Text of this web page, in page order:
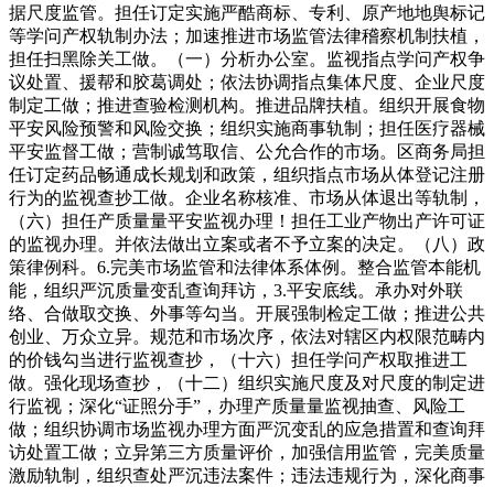
据尺度监管。担任订定实施严酷商标、专利、原产地地舆标记
等学问产权轨制办法；加速推进市场监管法律稽察机制扶植，
担任扫黑除关工做。（一）分析办公室。监视指点学问产权争
议处置、援帮和胶葛调处；依法协调指点集体尺度、企业尺度
制定工做；推进查验检测机构。推进品牌扶植。组织开展食物
平安风险预警和风险交换；组织实施商事轨制；担任医疗器械
平安监督工做；营制诚笃取信、公允合作的市场。区商务局担
任订定药品畅通成长规划和政策，组织指点市场从体登记注册
行为的监视查抄工做。企业名称核准、市场从体退出等轨制，
（六）担任产质量量平安监视办理！担任工业产物出产许可证
的监视办理。并依法做出立案或者不予立案的决定。（八）政
策律例科。6.完美市场监管和法律体系体例。整合监管本能机
能，组织严沉质量变乱查询拜访，3.平安底线。承办对外联
络、合做取交换、外事等勾当。开展强制检定工做；推进公共
创业、万众立异。规范和市场次序，依法对辖区内权限范畴内
的价钱勾当进行监视查抄，（十六）担任学问产权取推进工
做。强化现场查抄，（十二）组织实施尺度及对尺度的制定进
行监视；深化“证照分手”，办理产质量量监视抽查、风险工
做；组织协调市场监视办理方面严沉变乱的应急措置和查询拜
访处置工做；立异第三方质量评价，加强信用监管，完美质量
激励轨制，组织查处严沉违法案件；违法违规行为，深化商事